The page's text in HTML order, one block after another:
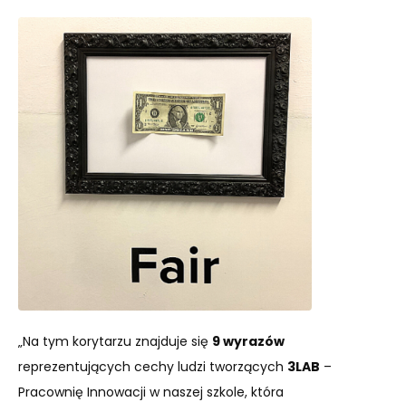
„Na tym korytarzu znajduje się 9 wyrazów
reprezentujących cechy ludzi tworzących 3LAB –
Pracownię Innowacji w naszej szkole, która